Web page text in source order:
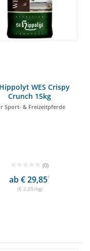
WES Crispy
Crunch 15kg
Sport- & Freizeitpferde
(0)
ab € 29,851
(€ 2,05/kg)